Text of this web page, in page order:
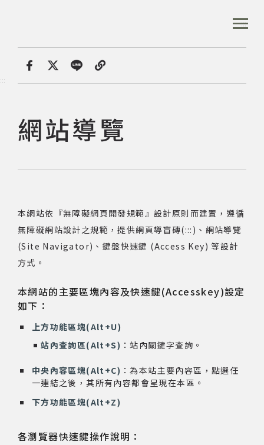
區
:::
首頁 網站導覽
:::
網站導覽
本網站依『無障礙網頁開發規範』設計原則而建置，遵循
無障礙網站設計之規範，提供網頁導盲磚(:::)、網站導覽
(Site Navigator)、鍵盤快速鍵 (Access Key) 等設計
方式。
本網站的主要區塊內容及快速鍵(Accesskey)設定
如下：
上方功能區塊(Alt+U)
站內查詢區(Alt+S) ：站內關鍵字查詢。
中央內容區塊(Alt+C) ：為本站主要內容區，點選任
一連結之後，其所有內容都會呈現在本區。
下方功能區塊(Alt+Z)
各瀏覽器快速鍵操作說明：
首頁
音樂資料庫
專文專區
網站導覽
關於資料庫
音樂獎項